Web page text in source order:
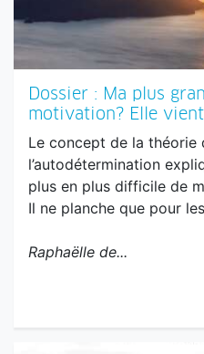
Dossier : Ma plus
motivation? Elle
Le concept de la théorie
l’autodétermination
plus en plus difficile de
Il ne planche que pour
Raphaëlle de...